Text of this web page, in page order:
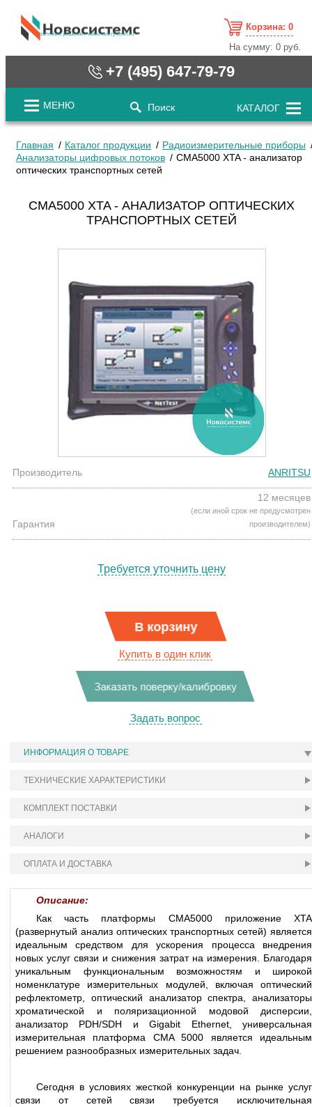
cистемные решения / www.novosystems.ru
Корзина: 0
На сумму:0 руб.
+7 (495) 647-79-79
МЕНЮ Поиск КАТАЛОГ
Главная Каталог продукции
Радиоизмерительные приборы
Анализаторы цифровых потоков
CMA5000 XTA - анализатор
оптических транспортных сетей
CMA5000 XTA - АНАЛИЗАТОР ОПТИЧЕСКИХ
ТРАНСПОРТНЫХ СЕТЕЙ
Производитель ANRITSU
Гарантия
12 месяцев
(если иной срок не предусмотрен
производителем)
Требуется уточнить цену
В корзину
Купить в один клик
Заказать поверку/калибровку
Задать вопрос
ИНФОРМАЦИЯ О ТОВАРЕ
ТЕХНИЧЕСКИЕ ХАРАКТЕРИСТИКИ
КОМПЛЕКТ ПОСТАВКИ
АНАЛОГИ
ОПЛАТА И ДОСТАВКА
Описание:
Как часть платформы CMA5000 приложение XTA
(развернутый анализ оптических транспортных сетей) является
идеальным средством для ускорения процесса внедрения
новых услуг связи и снижения затрат на измерения. Благодаря
уникальным функциональным возможностям и широкой
номенклатуре измерительных модулей, включая оптический
рефлектометр, оптический анализатор спектра, анализаторы
хроматической и поляризационной модовой дисперсии,
анализатор PDH/SDH и Gigabit Ethernet, универсальная
измерительная платформа CMA 5000 является идеальным
решением разнообразных измерительных задач.
Сегодня в условиях жесткой конкуренции на рынке услуг
связи от сетей связи требуется исключительная